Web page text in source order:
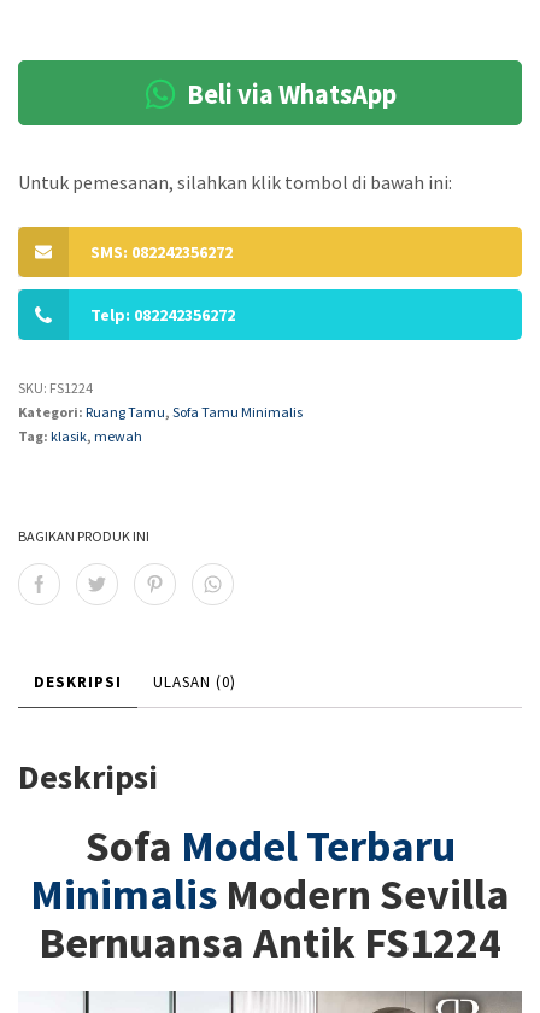
Beli via WhatsApp
Untuk pemesanan, silahkan klik tombol di bawah ini:
SMS: 082242356272
Telp: 082242356272
SKU: FS1224
Kategori: Ruang Tamu, Sofa Tamu Minimalis
Tag: klasik, mewah
BAGIKAN PRODUK INI
DESKRIPSI ULASAN (0)
Deskripsi
Sofa Model Terbaru
Minimalis Modern Sevilla
Bernuansa Antik FS1224